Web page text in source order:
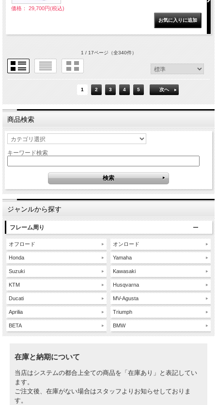
価格： 29,700円(税込)
1 / 17ページ（全340件）
1 2 3 4 5 次へ
商品検索
キーワード検索
ジャンルから探す
フレーム周り
オフロード
Honda
Suzuki
KTM
Ducati
Aprilia
BETA
オンロード
Yamaha
Kawasaki
Husqvarna
MV-Agusta
Triumph
BMW
在庫と納期について
当店はシステムの都合上全ての商品を「在庫あり」と表記してい
ます。
ご注文後、在庫がない場合はスタッフよりお知らせしておりま
す。